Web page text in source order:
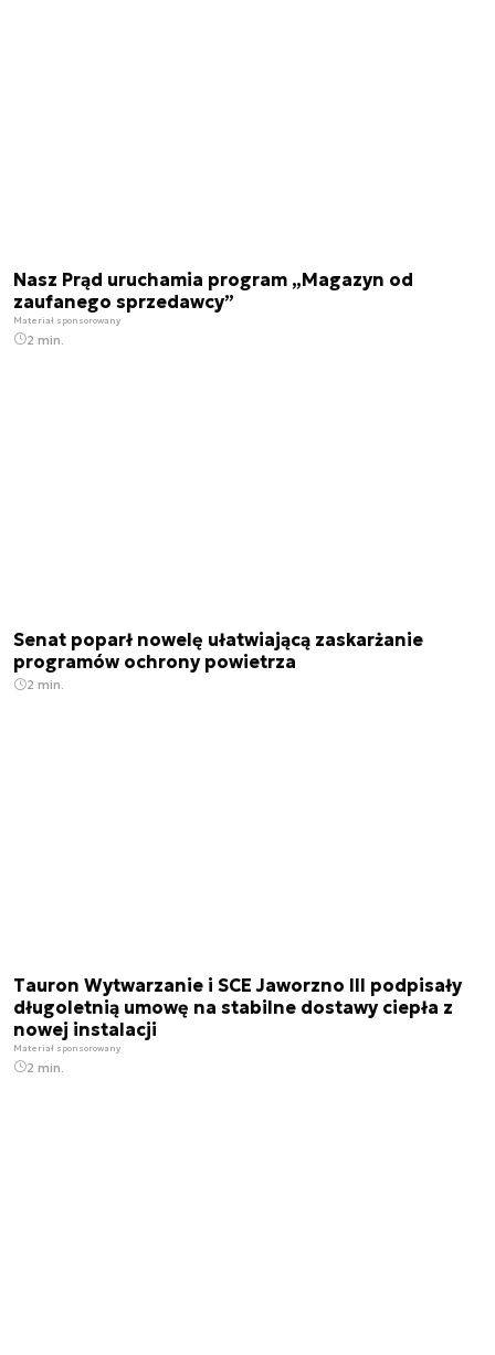
Nasz Prąd uruchamia program „Magazyn od
zaufanego sprzedawcy”
Materiał sponsorowany
2 min.
Senat poparł nowelę ułatwiającą zaskarżanie
programów ochrony powietrza
2 min.
Tauron Wytwarzanie i SCE Jaworzno III podpisały
długoletnią umowę na stabilne dostawy ciepła z
nowej instalacji
Materiał sponsorowany
2 min.